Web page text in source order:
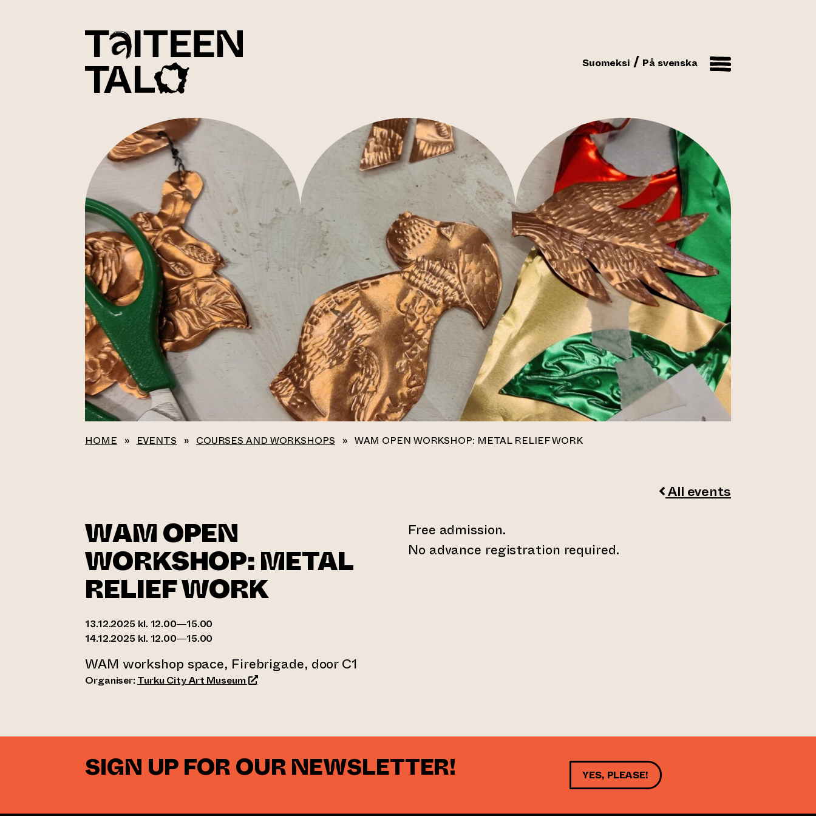
Suomeksi På svenska
HOME » EVENTS » COURSES AND WORKSHOPS » WAM OPEN WORKSHOP: METAL RELIEF WORK
All events
WAM OPEN
WORKSHOP: METAL
RELIEF WORK
13.12.2025 kl. 12.00—15.00
14.12.2025 kl. 12.00—15.00
WAM workshop space, Firebrigade, door C1
Organiser: Turku City Art Museum(opens an external website)
Free admission.
No advance registration required.
SIGN UP FOR OUR NEWSLETTER! YES, PLEASE!